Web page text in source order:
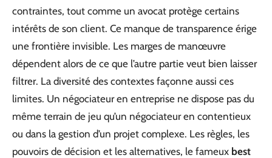
contraintes, tout comme un avocat protège certains
intérêts de son client. Ce manque de transparence érige
une frontière invisible. Les marges de manœuvre
dépendent alors de ce que l’autre partie veut bien laisser
filtrer. La diversité des contextes façonne aussi ces
limites. Un négociateur en entreprise ne dispose pas du
même terrain de jeu qu’un négociateur en contentieux
ou dans la gestion d’un projet complexe. Les règles, les
pouvoirs de décision et les alternatives, le fameux best